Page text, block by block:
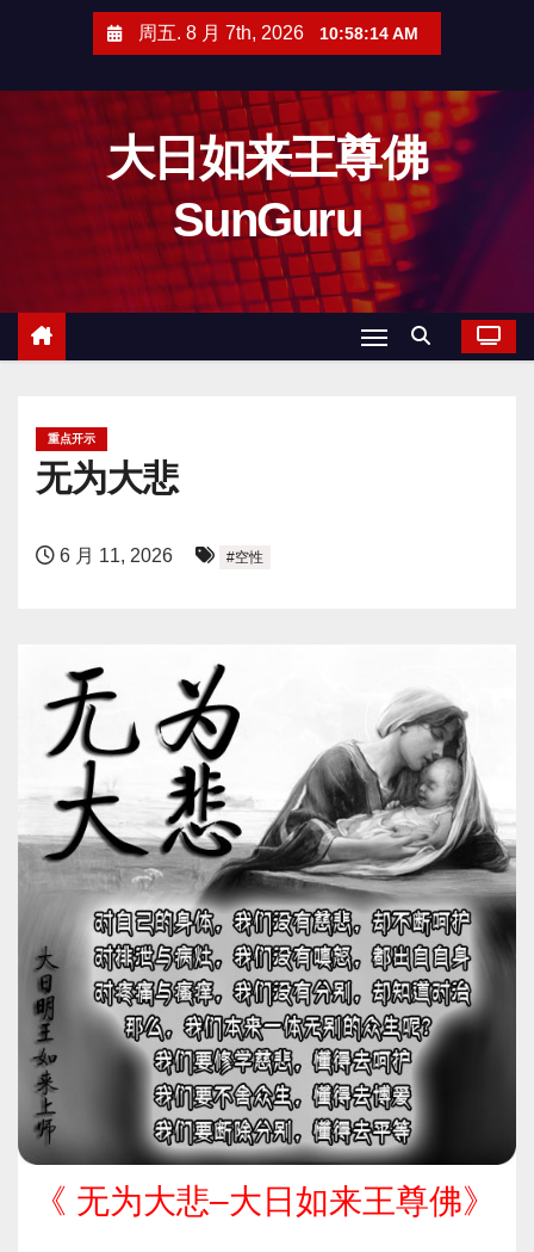
周五. 8 月 7th, 2026 10:58:15 AM
大日如来王尊佛
SunGuru
重点开示
无为大悲
6 月 11, 2026 #空性
《 无为大悲–大日如来王尊佛》